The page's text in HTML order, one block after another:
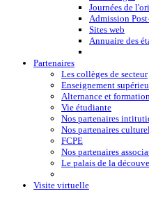
Journées de
Admission
Sites web
Annuaire des
Partenaires
Les collèges de secteur
Enseignement
Alternance et
Vie étudiante
Nos partenaires
Nos partenaires
FCPE
Nos partenaires
Le palais de la
Visite virtuelle